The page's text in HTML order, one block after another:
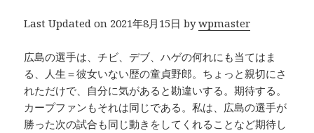
Last Updated on 2021年8月15日 bywpmaster
広島の選手は、チビ、デブ、ハゲの何れにも当てはま
る、人生＝彼女いない歴の童貞野郎。ちょっと親切にさ
れただけで、自分に気があると勘違いする。期待する。
カープファンもそれは同じである。私は、広島の選手が
勝った次の試合も同じ動きをしてくれることなど期待し